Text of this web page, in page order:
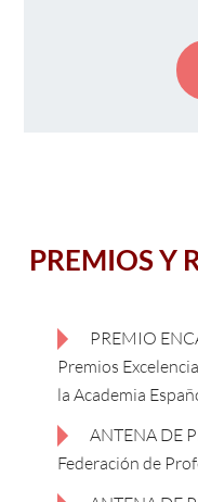
PREMIOS Y
PREMIO
Premios
la Academia
ANTENA DE
Federación de